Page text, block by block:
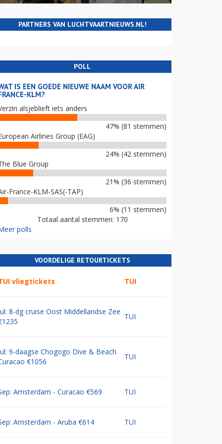
PARTNERS VAN LUCHTVAARTNIEUWS.NL!
POLL
IS EEN GOEDE NIEUWE NAAM VOOR AIR
KLM?
alsjeblieft iets anders
47% (81 stemmen)
Airlines Group (EAG)
24% (42 stemmen)
Blue Group
21% (36 stemmen)
France-KLM-SAS(-TAP)
6% (11 stemmen)
Totaal aantal stemmen: 170
polls
VOORDELIGE RETOURTICKETS
vliegtickets TUI
8-dg cruise Oost Middellandse Zee
TUI
9-daagse Chogogo Dive & Beach
€1056
TUI
Amsterdam - Curacao €569 TUI
Amsterdam - Aruba €614 TUI